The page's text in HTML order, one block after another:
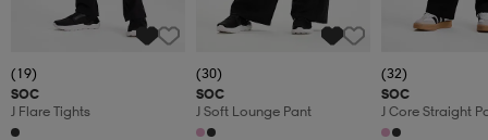
(19)
SOC
J Flare Tights
(30)
SOC
J Soft Lounge Pant
(32)
SOC
J Core Straight